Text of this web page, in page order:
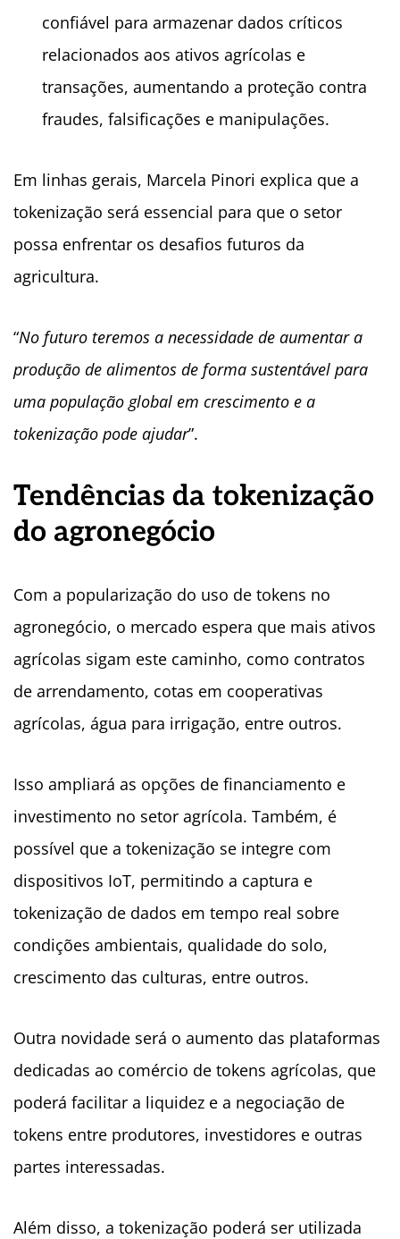
confiável para armazenar dados críticos
relacionados aos ativos agrícolas e
transações, aumentando a proteção contra
fraudes, falsificações e manipulações.
Em linhas gerais, Marcela Pinori explica que a
tokenização será essencial para que o setor
possa enfrentar os desafios futuros da
agricultura.
“No futuro teremos a necessidade de aumentar a
produção de alimentos de forma sustentável para
uma população global em crescimento e a
tokenização pode ajudar”.
Tendências da tokenização
do agronegócio
Com a popularização do uso de tokens no
agronegócio, o mercado espera que mais ativos
agrícolas sigam este caminho, como contratos
de arrendamento, cotas em cooperativas
agrícolas, água para irrigação, entre outros.
Isso ampliará as opções de financiamento e
investimento no setor agrícola. Também, é
possível que a tokenização se integre com
dispositivos IoT, permitindo a captura e
tokenização de dados em tempo real sobre
condições ambientais, qualidade do solo,
crescimento das culturas, entre outros.
Outra novidade será o aumento das plataformas
dedicadas ao comércio de tokens agrícolas, que
poderá facilitar a liquidez e a negociação de
tokens entre produtores, investidores e outras
partes interessadas.
Além disso, a tokenização poderá ser utilizada